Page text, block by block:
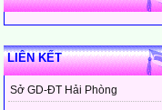
LIÊN KẾT
Sở GD-ĐT Hải Phòng